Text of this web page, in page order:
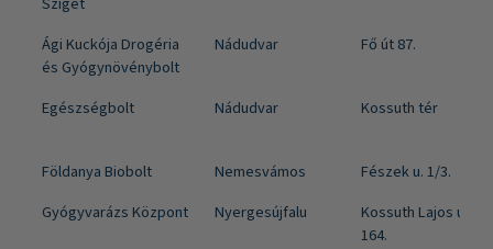
Ági Kuckója Drogéria
és Gyógynövénybolt
Nádudvar Fő út 87.
Egészségbolt Nádudvar Kossuth tér
Földanya Biobolt Nemesvámos
Fészek u. 1/3.
Gyógyvarázs Központ
Nyergesújfalu
Kossuth Lajos utca
164.